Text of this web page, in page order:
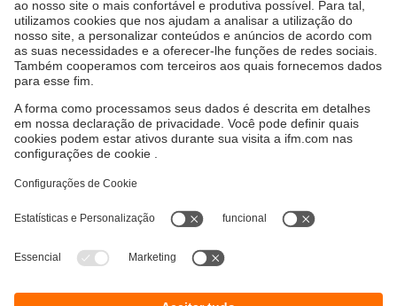
experiências sobre os desafios que enfrentaram e os
métodos inovadores que implementaram com nossas
soluções de automação e digitalização.
Sustentabilidade
Política de garantia para produtos
Locations (EN)
Responsible Disclosure